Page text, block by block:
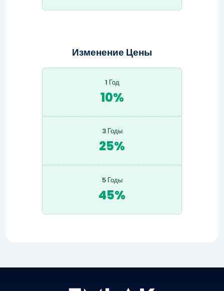
Изменение Цены
1 Год
10%
3 Годы
25%
5 Годы
45%